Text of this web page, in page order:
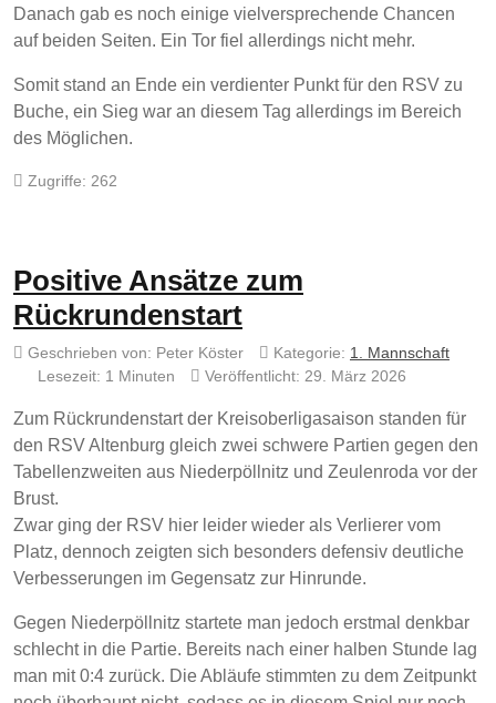
Danach gab es noch einige vielversprechende Chancen
auf beiden Seiten. Ein Tor fiel allerdings nicht mehr.
Somit stand an Ende ein verdienter Punkt für den RSV zu
Buche, ein Sieg war an diesem Tag allerdings im Bereich
des Möglichen.
Zugriffe: 262
Positive Ansätze zum
Rückrundenstart
Geschrieben von: Peter Köster Kategorie: 1. Mannschaft
Lesezeit: 1 Minuten
Veröffentlicht: 29. März 2026
Zum Rückrundenstart der Kreisoberligasaison standen für
den RSV Altenburg gleich zwei schwere Partien gegen den
Tabellenzweiten aus Niederpöllnitz und Zeulenroda vor der
Brust.
Zwar ging der RSV hier leider wieder als Verlierer vom
Platz, dennoch zeigten sich besonders defensiv deutliche
Verbesserungen im Gegensatz zur Hinrunde.
Gegen Niederpöllnitz startete man jedoch erstmal denkbar
schlecht in die Partie. Bereits nach einer halben Stunde lag
man mit 0:4 zurück. Die Abläufe stimmten zu dem Zeitpunkt